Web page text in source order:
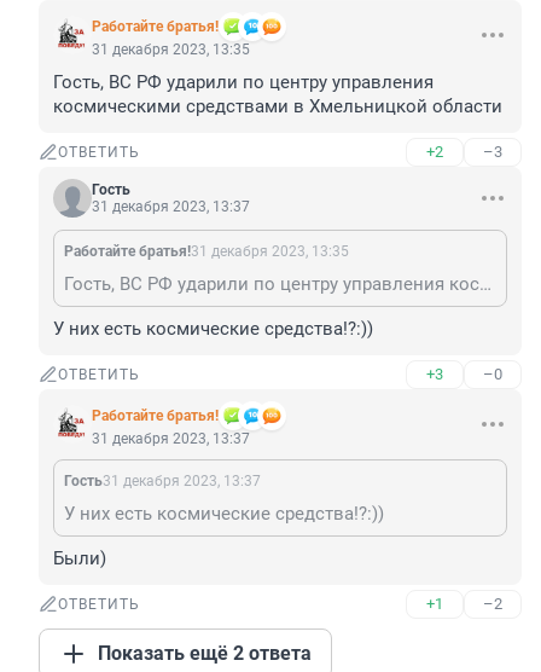
Работайте братья!
31 декабря 2023, 13:35
Гость, ВС РФ ударили по центру управления
космическими средствами в Хмельницкой области
ОТВЕТИТЬ +2 –3
Гость
31 декабря 2023, 13:37
Работайте братья!31 декабря 2023, 13:35
Гость, ВС РФ ударили по центру управления космическими средствами в Хмельницкой области
У них есть космические средства!?:))
ОТВЕТИТЬ +3 –0
Работайте братья!
31 декабря 2023, 13:37
Гость31 декабря 2023, 13:37
У них есть космические средства!?:))
Были)
ОТВЕТИТЬ +1 –2
Показать ещё 2 ответа